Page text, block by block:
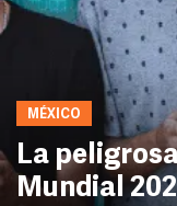
MÉXICO
La
Mundial